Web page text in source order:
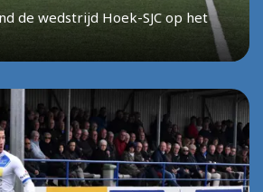
de wedstrijd Hoek-SJC op het